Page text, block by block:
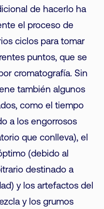
de hacerlo ha
el proceso de
ciclos para tomar
puntos, que se
cromatografía. Sin
también algunos
como el tiempo
a los engorrosos
que conlleva), el
(debido al
destinado a
y los artefactos del
y los grumos